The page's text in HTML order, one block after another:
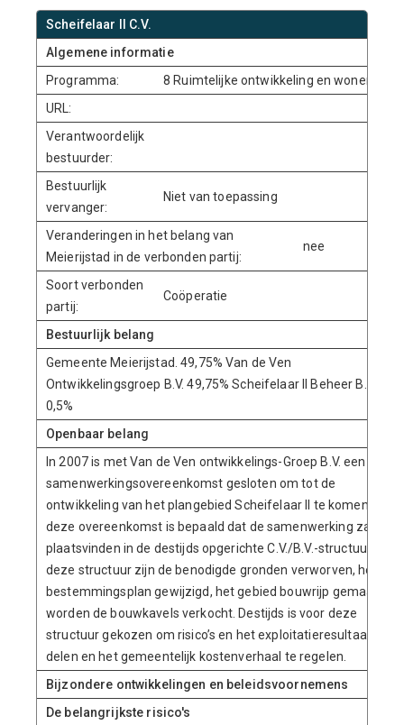
Scheifelaar II C.V.
Algemene informatie
Programma:
8 Ruimtelijke ontwikkeling en wonen
URL:
Verantwoordelijk
bestuurder:
Bestuurlijk
vervanger:
Niet van toepassing
Veranderingen in het belang van
Meierijstad in de verbonden partij:
nee
Soort verbonden
partij:
Coöperatie
Bestuurlijk belang
Gemeente Meierijstad. 49,75% Van de Ven
Ontwikkelingsgroep B.V. 49,75% Scheifelaar II Beheer B.V.
0,5%
Openbaar belang
In 2007 is met Van de Ven ontwikkelings-Groep B.V. een
samenwerkingsovereenkomst gesloten om tot de
ontwikkeling van het plangebied Scheifelaar II te komen. In
deze overeenkomst is bepaald dat de samenwerking zal
plaatsvinden in de destijds opgerichte C.V./B.V.-structuur. Via
deze structuur zijn de benodigde gronden verworven, het
bestemmingsplan gewijzigd, het gebied bouwrijp gemaakt en
worden de bouwkavels verkocht. Destijds is voor deze
structuur gekozen om risico’s en het exploitatieresultaat te
delen en het gemeentelijk kostenverhaal te regelen.
Bijzondere ontwikkelingen en beleidsvoornemens
De belangrijkste risico's